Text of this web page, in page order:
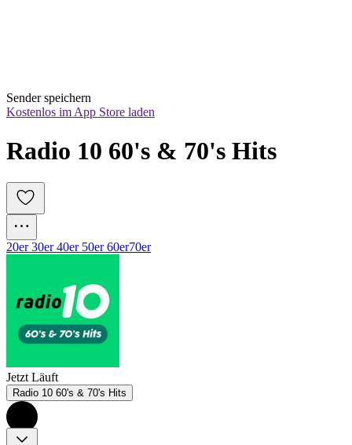
Sender speichern
Kostenlos im App Store laden
Radio 10 60's & 70's Hits
20er 30er 40er 50er 60er70er
Jetzt Läuft
Radio 10 60's & 70's Hits